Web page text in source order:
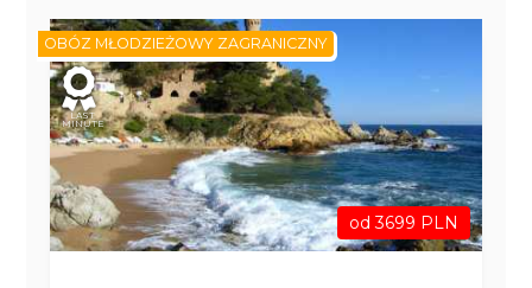
od 3699 PLN
OBÓZ MŁODZIEŻOWY ZAGRANICZNY
LAST
MINUTE